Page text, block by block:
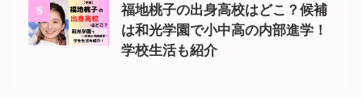
5
福地桃子の出身高校はどこ？候補
は和光学園で小中高の内部進学！
学校生活も紹介